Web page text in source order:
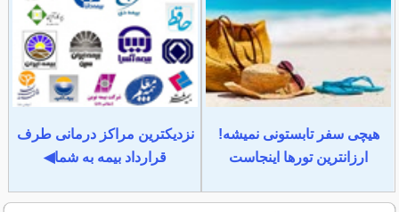
هیچی سفر تابستونی نمیشه!
ارزانترین تورها اینجاست
نزدیکترین مراکز درمانی طرف
قرارداد بیمه به شما◀